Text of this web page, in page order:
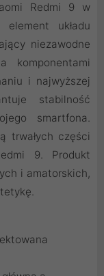
Redmi 9 w
układu
niezawodne
komponentami
i najwyższej
stabilność
smartfona.
trwałych części
9. Produkt
i amatorskich,